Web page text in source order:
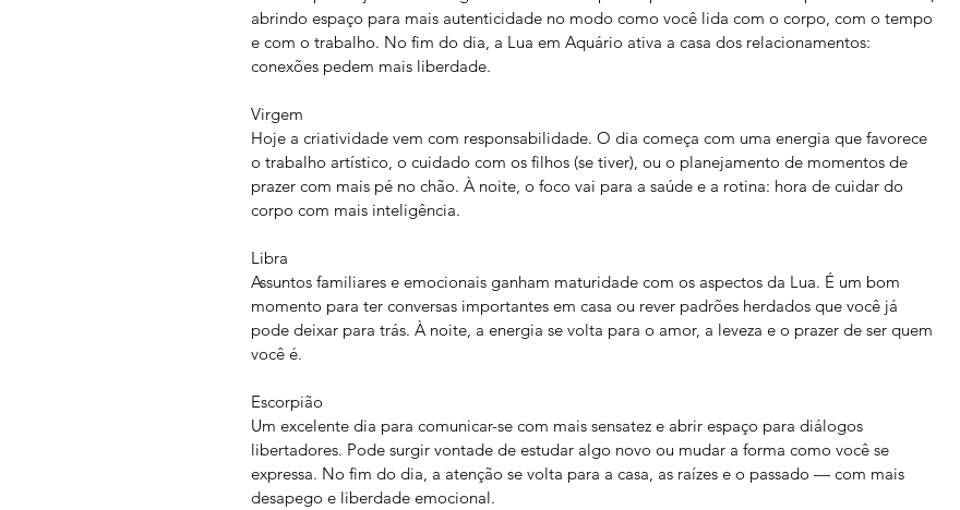
abrindo espaço para mais autenticidade no modo como você lida com o corpo, com o tempo
e com o trabalho. No fim do dia, a Lua em Aquário ativa a casa dos relacionamentos:
conexões pedem mais liberdade.
Virgem
Hoje a criatividade vem com responsabilidade. O dia começa com uma energia que favorece
o trabalho artístico, o cuidado com os filhos (se tiver), ou o planejamento de momentos de
prazer com mais pé no chão. À noite, o foco vai para a saúde e a rotina: hora de cuidar do
corpo com mais inteligência.
Libra
Assuntos familiares e emocionais ganham maturidade com os aspectos da Lua. É um bom
momento para ter conversas importantes em casa ou rever padrões herdados que você já
pode deixar para trás. À noite, a energia se volta para o amor, a leveza e o prazer de ser quem
você é.
Escorpião
Um excelente dia para comunicar-se com mais sensatez e abrir espaço para diálogos
libertadores. Pode surgir vontade de estudar algo novo ou mudar a forma como você se
expressa. No fim do dia, a atenção se volta para a casa, as raízes e o passado — com mais
desapego e liberdade emocional.